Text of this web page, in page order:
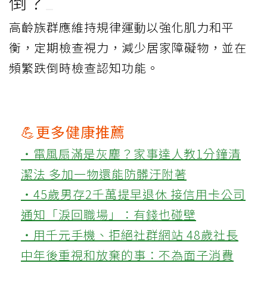
高齡族群應維持規律運動以強化肌力和平
衡，定期檢查視力，減少居家障礙物，並在
頻繁跌倒時檢查認知功能。
💪更多健康推薦
‧電風扇滿是灰塵？家事達人教1分鐘清
潔法 多加一物還能防髒汙附著
‧45歲男存2千萬提早退休 接信用卡公司
通知「淚回職場」：有錢也碰壁
‧用千元手機、拒絕社群網站 48歲社長
中年後重視和放棄的事：不為面子消費